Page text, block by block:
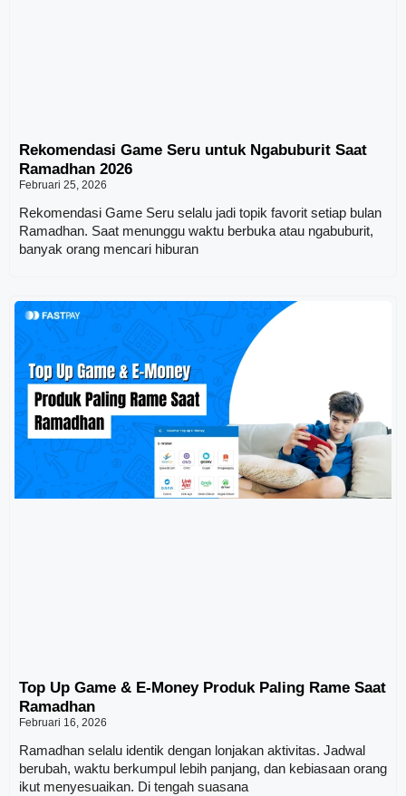
Rekomendasi Game Seru untuk Ngabuburit Saat
Ramadhan 2026
Februari 25, 2026
Rekomendasi Game Seru selalu jadi topik favorit setiap bulan
Ramadhan. Saat menunggu waktu berbuka atau ngabuburit,
banyak orang mencari hiburan
Top Up Game & E-Money Produk Paling Rame Saat
Ramadhan
Februari 16, 2026
Ramadhan selalu identik dengan lonjakan aktivitas. Jadwal
berubah, waktu berkumpul lebih panjang, dan kebiasaan orang
ikut menyesuaikan. Di tengah suasana